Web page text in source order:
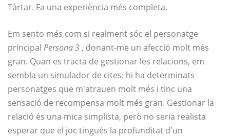
Tàrtar. Fa una experiència més completa.
Em sento més com si realment sóc el personatge
principal Persona 3 , donant-me un afecció molt més
gran. Quan es tracta de gestionar les relacions, em
sembla un simulador de cites: hi ha determinats
personatges que m'atrauen molt més i tinc una
sensació de recompensa molt més gran. Gestionar la
relació és una mica simplista, però no seria realista
esperar que el joc tingués la profunditat d'un